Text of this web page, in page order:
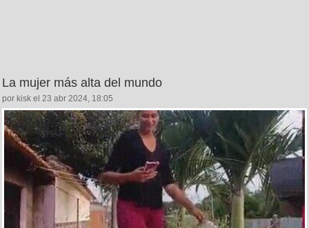
La mujer más alta del mundo
por kisk el 23 abr 2024, 18:05